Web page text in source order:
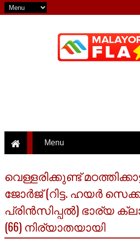
വെള്ളരിക്കുണ്ട്
ജോർജ് (റിട്ട. ഹയർ
പ്രിൻസിപ്പൽ) ഭാര്യ
(66) നിര്യാതയായി